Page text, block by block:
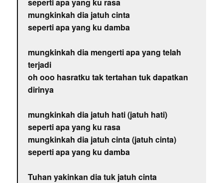
mungkinkah dia jatuh cinta
seperti apa yang ku damba
mungkinkah dia mengerti apa yang telah
terjadi
oh ooo hasratku tak tertahan tuk dapatkan
dirinya
mungkinkah dia jatuh hati (jatuh hati)
seperti apa yang ku rasa
mungkinkah dia jatuh cinta (jatuh cinta)
seperti apa yang ku damba
Tuhan yakinkan dia tuk jatuh cinta